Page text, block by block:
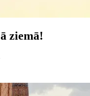
ziemā!